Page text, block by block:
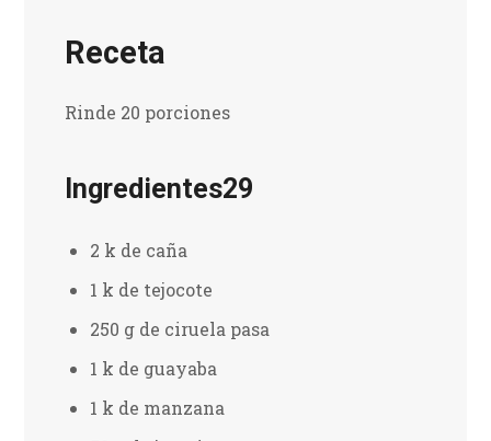
Receta
Rinde 20 porciones
Ingredientes29
2 k de caña
1 k de tejocote
250 g de ciruela pasa
1 k de guayaba
1 k de manzana